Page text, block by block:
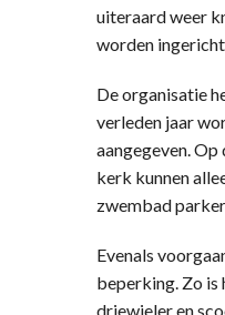
uiteraard weer
worden ingericht.
De organisatie
verleden jaar
aangegeven.
kerk kunnen
zwembad
Evenals
beperking. Zo is
driewieler en